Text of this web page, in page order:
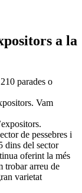
a la
parades o
Vam
de pessebres i
dins del sector
oferint la més
trobar arreu de
varietat